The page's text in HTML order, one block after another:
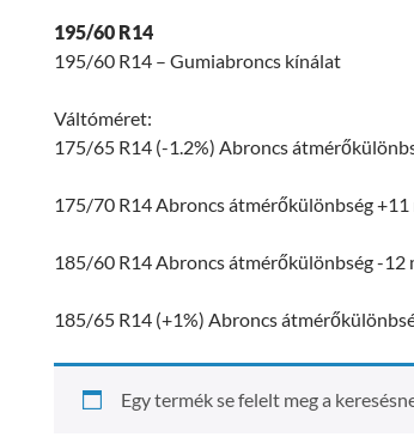
195/60 R14
195/60 R14 – Gumiabroncs kínálat
Váltóméret:
175/65 R14 (-1.2%) Abroncs
175/70 R14 Abroncs átmérőkülönbség +11
185/60 R14 Abroncs átmérőkülönbség -12
185/65 R14 (+1%) Abroncs
Egy termék se felelt meg a